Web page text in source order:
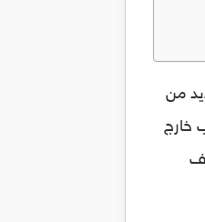
من
خارج